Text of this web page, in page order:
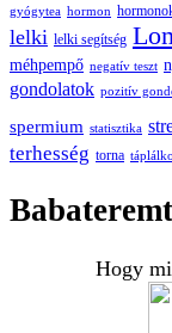
gyógytea hormon
lelki lelki segítség
méhpempő negatív teszt
gondolatok pozitív
spermium statisztika
terhesség torna
Hogy